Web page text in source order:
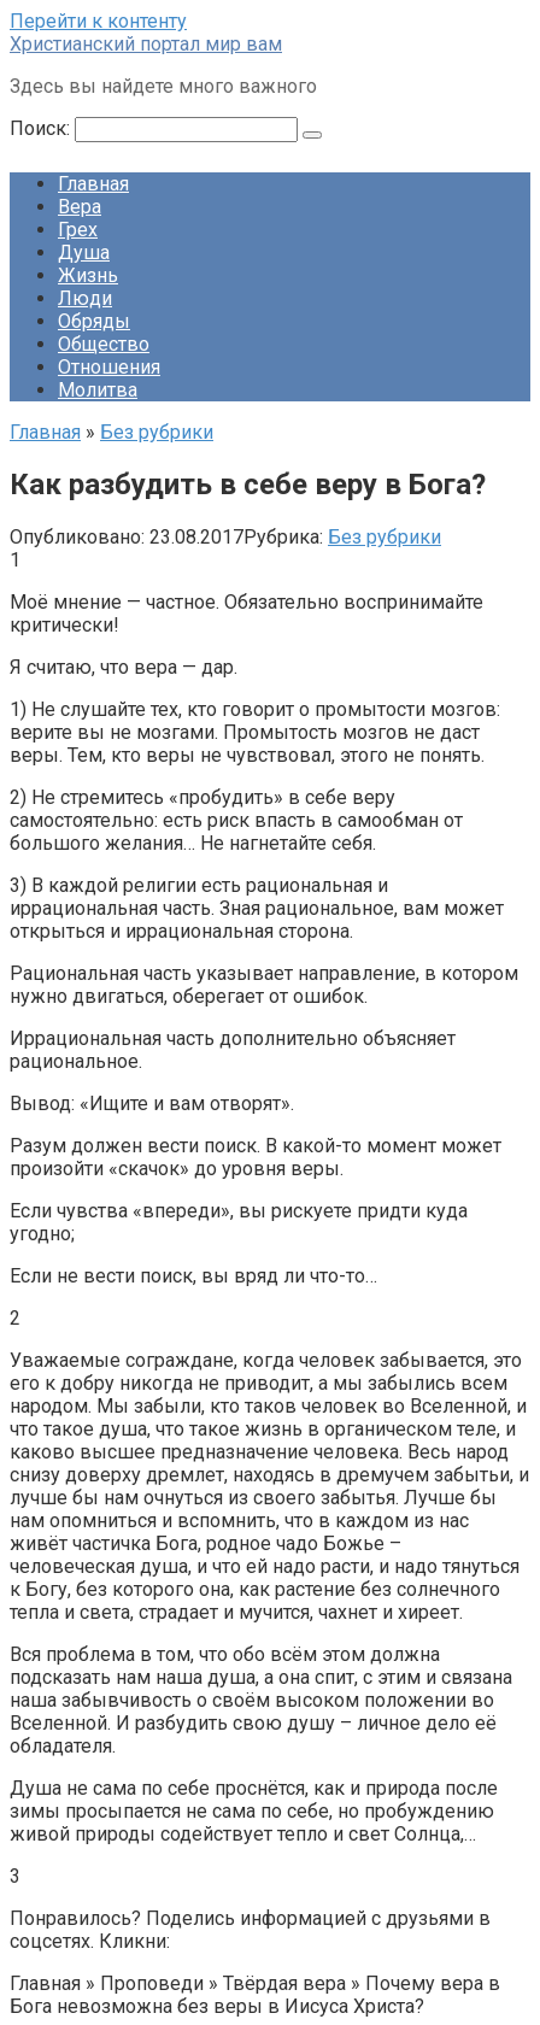
Перейти к контенту
Христианский портал мир вам
Здесь вы найдете много важного
Поиск:
Главная
Вера
Грех
Душа
Жизнь
Люди
Обряды
Общество
Отношения
Молитва
Главная » Без рубрики
Как разбудить в себе веру в Бога?
Опубликовано: 23.08.2017Рубрика: Без рубрики
1
Моё мнение — частное. Обязательно воспринимайте
критически!
Я считаю, что вера — дар.
1) Не слушайте тех, кто говорит о промытости мозгов:
верите вы не мозгами. Промытость мозгов не даст
веры. Тем, кто веры не чувствовал, этого не понять.
2) Не стремитесь «пробудить» в себе веру
самостоятельно: есть риск впасть в самообман от
большого желания… Не нагнетайте себя.
3) В каждой религии есть рациональная и
иррациональная часть. Зная рациональное, вам может
открыться и иррациональная сторона.
Рациональная часть указывает направление, в котором
нужно двигаться, оберегает от ошибок.
Иррациональная часть дополнительно объясняет
рациональное.
Вывод: «Ищите и вам отворят».
Разум должен вести поиск. В какой-то момент может
произойти «скачок» до уровня веры.
Если чувства «впереди», вы рискуете придти куда
угодно;
Если не вести поиск, вы вряд ли что-то…
2
Уважаемые сограждане, когда человек забывается, это
его к добру никогда не приводит, а мы забылись всем
народом. Мы забыли, кто таков человек во Вселенной, и
что такое душа, что такое жизнь в органическом теле, и
каково высшее предназначение человека. Весь народ
снизу доверху дремлет, находясь в дремучем забытьи, и
лучше бы нам очнуться из своего забытья. Лучше бы
нам опомниться и вспомнить, что в каждом из нас
живёт частичка Бога, родное чадо Божье –
человеческая душа, и что ей надо расти, и надо тянуться
к Богу, без которого она, как растение без солнечного
тепла и света, страдает и мучится, чахнет и хиреет.
Вся проблема в том, что обо всём этом должна
подсказать нам наша душа, а она спит, с этим и связана
наша забывчивость о своём высоком положении во
Вселенной. И разбудить свою душу – личное дело её
обладателя.
Душа не сама по себе проснётся, как и природа после
зимы просыпается не сама по себе, но пробуждению
живой природы содействует тепло и свет Солнца,…
3
Понравилось? Поделись информацией с друзьями в
соцсетях. Кликни:
Главная » Проповеди » Твёрдая вера » Почему вера в
Бога невозможна без веры в Иисуса Христа?